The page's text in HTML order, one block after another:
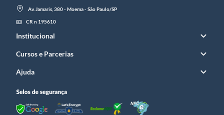
Av. Jamaris, 380 - Moema - São Paulo/SP
CR n 195610
Institucional
Cursos e Parcerias
Ajuda